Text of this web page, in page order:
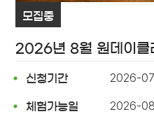
모집중
2026년 8월 원데이클
신청기간 2026-
체험가능일 2026-